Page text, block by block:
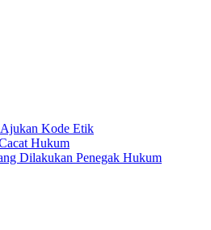
Ajukan Kode Etik
Hukum
Dilakukan Penegak Hukum